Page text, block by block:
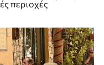
περιοχές